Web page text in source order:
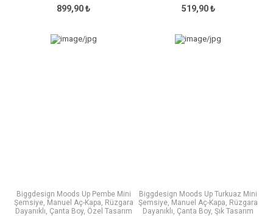
899,90 ₺ 519,90 ₺
Biggdesign Moods Up Pembe Mini
Şemsiye, Manuel Aç-Kapa, Rüzgara
Dayanıklı, Çanta Boy, Özel Tasarım
Biggdesign Moods Up Turkuaz Mini
Şemsiye, Manuel Aç-Kapa, Rüzgara
Dayanıklı, Çanta Boy, Şık Tasarım